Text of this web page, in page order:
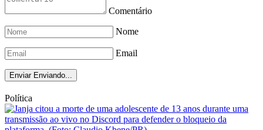
Comentário
Nome
Email
Enviar Enviando...
Política